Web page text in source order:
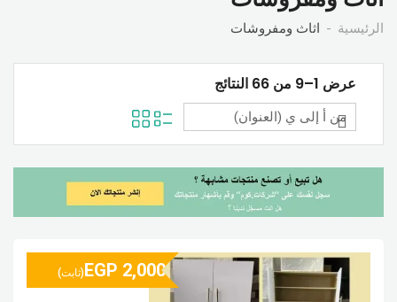
الرئيسية اثاث ومفروشات
عرض 1–9 من 66 النتائج
EGP 2,000 (ثابت)